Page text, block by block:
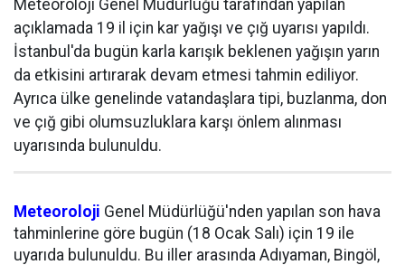
Meteoroloji Genel Müdürlüğü tarafından yapılan
açıklamada 19 il için kar yağışı ve çığ uyarısı yapıldı.
İstanbul'da bugün karla karışık beklenen yağışın yarın
da etkisini artırarak devam etmesi tahmin ediliyor.
Ayrıca ülke genelinde vatandaşlara tipi, buzlanma, don
ve çığ gibi olumsuzluklara karşı önlem alınması
uyarısında bulunuldu.
Meteoroloji Genel Müdürlüğü'nden yapılan son hava
tahminlerine göre bugün (18 Ocak Salı) için 19 ile
uyarıda bulunuldu. Bu iller arasında Adıyaman, Bingöl,